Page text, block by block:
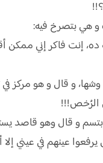
هي بتصرخ فيه:
ده، إنت فاكر إني
و قال و هو مركز
الرُخص!!!
و قال وهو قاصد
عينهم في عيني